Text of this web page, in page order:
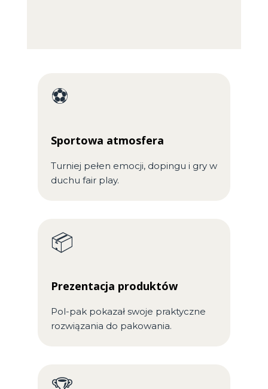
⚽
Sportowa atmosfera
Turniej pełen emocji, dopingu i gry w
duchu fair play.
📦
Prezentacja produktów
Pol-pak pokazał swoje praktyczne
rozwiązania do pakowania.